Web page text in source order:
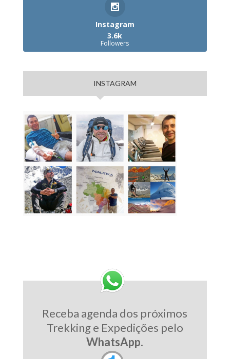
Instagram
3.6k
Followers
INSTAGRAM
Receba agenda dos próximos
Trekking e Expedições pelo
WhatsApp.